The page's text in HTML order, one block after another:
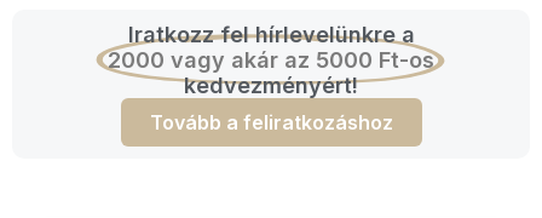
Iratkozz fel hírlevelünkre a
2000 vagy akár az 5000 Ft-os
kedvezményért!
Tovább a feliratkozáshoz